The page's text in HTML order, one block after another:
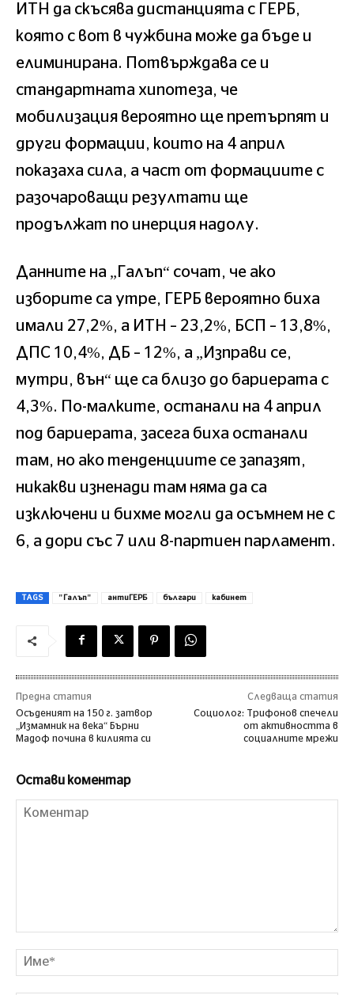
ИТН да скъсява дистанцията с ГЕРБ,
която с вот в чужбина може да бъде и
елиминирана. Потвърждава се и
стандартната хипотеза, че
мобилизация вероятно ще претърпят и
други формации, които на 4 април
показаха сила, а част от формациите с
разочароващи резултати ще
продължат по инерция надолу.
Данните на „Галъп“ сочат, че ако
изборите са утре, ГЕРБ вероятно биха
имали 27,2%, а ИТН – 23,2%, БСП – 13,8%,
ДПС 10,4%, ДБ – 12%, а „Изправи се,
мутри, вън“ ще са близо до бариерата с
4,3%. По-малките, останали на 4 април
под бариерата, засега биха останали
там, но ако тенденциите се запазят,
никакви изненади там няма да са
изключени и бихме могли да осъмнем не с
6, а дори със 7 или 8-партиен парламент.
TAGS "Галъп" антиГЕРБ българи кабинет
Предна статия
Осъденият на 150 г. затвор
„Измамник на века“ Бърни
Мадоф почина в килията си
Следваща статия
Социолог: Трифонов спечели
от активността в
социалните мрежи
Остави коментар